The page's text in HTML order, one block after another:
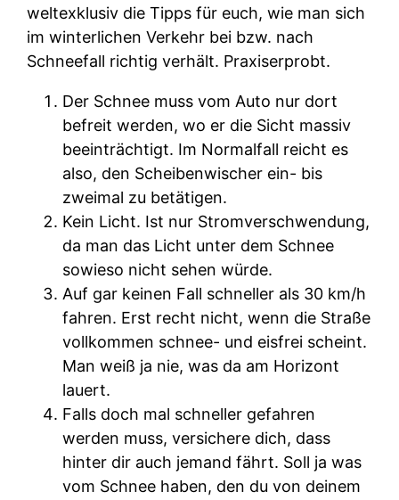
weltexklusiv die Tipps für euch, wie man sich
im winterlichen Verkehr bei bzw. nach
Schneefall richtig verhält. Praxiserprobt.
Der Schnee muss vom Auto nur dort
befreit werden, wo er die Sicht massiv
beeinträchtigt. Im Normalfall reicht es
also, den Scheibenwischer ein- bis
zweimal zu betätigen.
Kein Licht. Ist nur Stromverschwendung,
da man das Licht unter dem Schnee
sowieso nicht sehen würde.
Auf gar keinen Fall schneller als 30 km/h
fahren. Erst recht nicht, wenn die Straße
vollkommen schnee- und eisfrei scheint.
Man weiß ja nie, was da am Horizont
lauert.
Falls doch mal schneller gefahren
werden muss, versichere dich, dass
hinter dir auch jemand fährt. Soll ja was
vom Schnee haben, den du von deinem